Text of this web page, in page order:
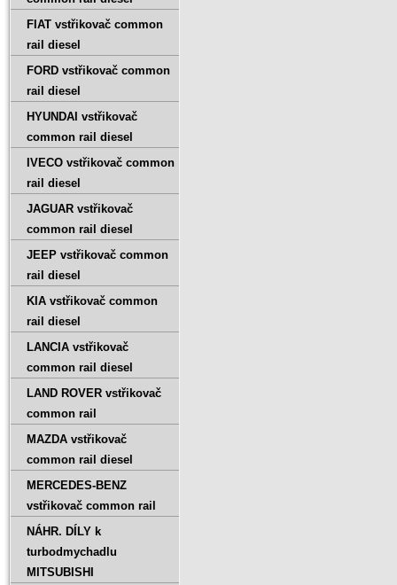
FIAT vstřikovač common
rail diesel
FORD vstřikovač common
rail diesel
HYUNDAI vstřikovač
common rail diesel
IVECO vstřikovač common
rail diesel
JAGUAR vstřikovač
common rail diesel
JEEP vstřikovač common
rail diesel
KIA vstřikovač common
rail diesel
LANCIA vstřikovač
common rail diesel
LAND ROVER vstřikovač
common rail
MAZDA vstřikovač
common rail diesel
MERCEDES-BENZ
vstřikovač common rail
NÁHR. DÍLY k
turbodmychadlu
MITSUBISHI